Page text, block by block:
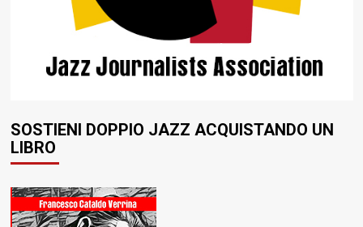
SOSTIENI DOPPIO JAZZ ACQUISTANDO UN
LIBRO